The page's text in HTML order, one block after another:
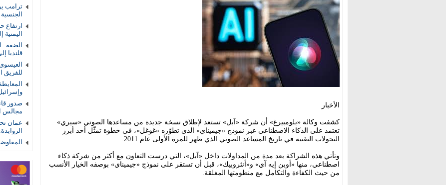
ترامب
الجنسية
ارتفاع
اليمنية إلى 58
الضفة..
قلنديا إلى
للفريق
صدور
مجالس
عمان
الأخبار
كشفت وكالة «بلومبيرغ» أن شركة «آبل» تستعد لإطلاق نسخة جديدة من مساعدها الصوتي «سيري»
تعتمد على الذكاء الاصطناعي عبر نموذج «جيميناي» الذي تطوّره «غوغل»، في خطوة تمثّل أحد أبرز
التحولات التقنية في تاريخ المساعد الصوتي الذي ظهر للمرة الأولى عام 2011.
وتأتي هذه الشراكة بعد مدة من المداولات داخل «آبل»، التي درست التعاون مع أكثر من شركة ذكاء
اصطناعي، منها «أوبن إيه آي» و«أنثروبيك»، قبل أن تستقر على نموذج «جيميناي» بوصفه الخيار الأنسب
من حيث الكفاءة والتكامل مع منظومتها المغلقة.